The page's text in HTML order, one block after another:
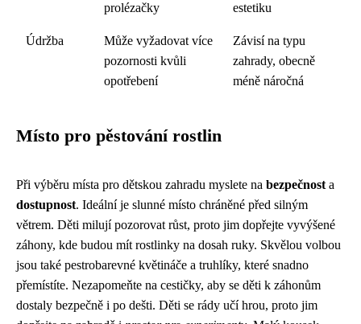
prolézačky
estetiku
Údržba
Může vyžadovat více
pozornosti kvůli
opotřebení
Závisí na typu
zahrady, obecně
méně náročná
Místo pro pěstování rostlin
Při výběru místa pro dětskou zahradu myslete na bezpečnost a
dostupnost. Ideální je slunné místo chráněné před silným
větrem. Děti milují pozorovat růst, proto jim dopřejte vyvýšené
záhony, kde budou mít rostlinky na dosah ruky. Skvělou volbou
jsou také pestrobarevné květináče a truhlíky, které snadno
přemístíte. Nezapomeňte na cestičky, aby se děti k záhonům
dostaly bezpečně i po dešti. Děti se rády učí hrou, proto jim